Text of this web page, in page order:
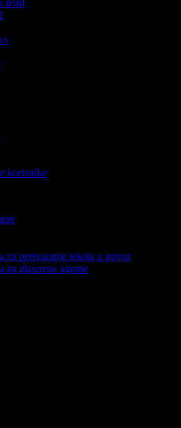
iPad
korisnike
za pretvaranje teksta u govor
za glasovne agente